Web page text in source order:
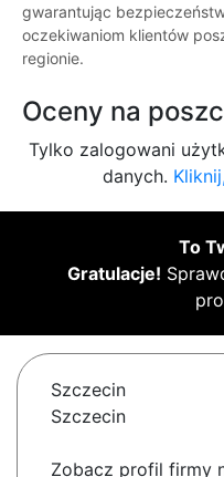
gwarantując
oczekiwaniom klientów
regionie.
Oceny na
Tylko zalogowani
danych.
To
Gratulacje!
Szczecin
Szczecin
Zobacz profil firmy